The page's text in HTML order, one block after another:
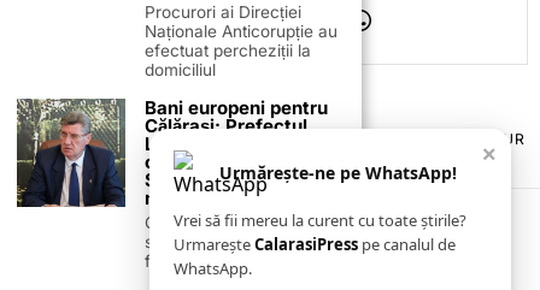
TERMENI ȘI CONDIȚII
POLITICA DE ANULARE & RETUR
PUBLICITATE ONLINE & TIPĂRITĂ
CONTACT
ZIARUL ANUNȚUL CĂLĂRĂȘEAN
×
Urmărește-ne pe WhatsApp!
Vrei să fii mereu la curent cu toate știrile?
UrmareșteCalarasiPress pe canalul de
WhatsApp.
Procurori ai Direcției
Naționale Anticorupție au
efectuat percheziții la
domiciliul
Bani europeni pentru
Călărași: Prefectul
Laurențiu State anunță
colaborarea cu ADR
Sud-Muntenia pentru
noi finanțări
Călărașul se pregătește
să intre pe harta
finanțărilor europene, cu